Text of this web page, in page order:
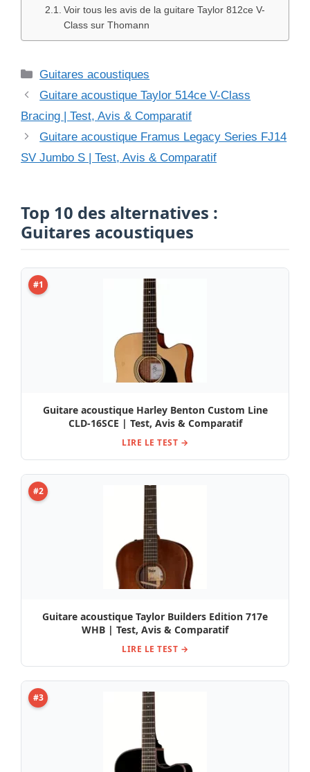
Voir tous les avis de la guitare Taylor 812ce V-
Class sur Thomann
Catégories
Guitares acoustiques
Guitare acoustique Taylor 514ce V-Class
Bracing | Test, Avis & Comparatif
Guitare acoustique Framus Legacy Series FJ14
SV Jumbo S | Test, Avis & Comparatif
Top 10 des alternatives :
Guitares acoustiques
#1
Guitare acoustique Harley Benton Custom Line
CLD-16SCE | Test, Avis & Comparatif
LIRE LE TEST →
#2
Guitare acoustique Taylor Builders Edition 717e
WHB | Test, Avis & Comparatif
LIRE LE TEST →
#3